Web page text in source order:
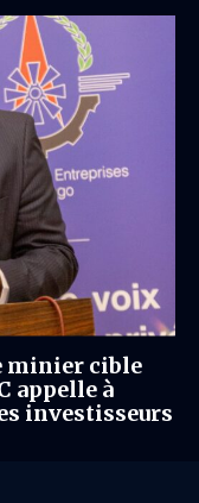
minier cible
appelle à
investisseurs